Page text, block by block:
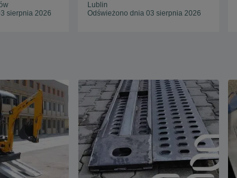
sierpnia 2026
Lublin
Odświeżono dnia 03 sierpnia 2026